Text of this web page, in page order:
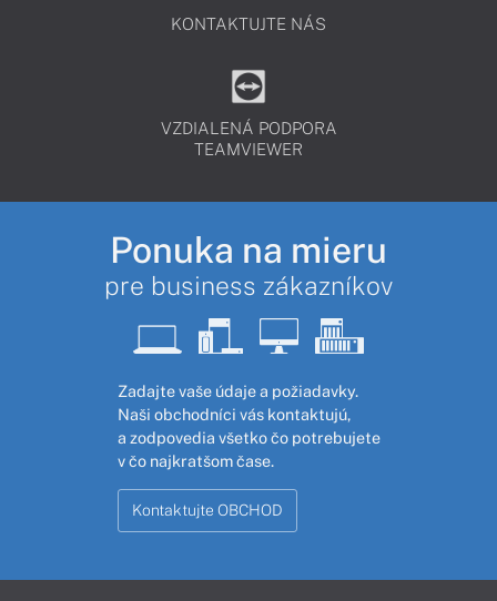
KONTAKTUJTE NÁS
VZDIALENÁ PODPORA
TEAMVIEWER
Ponuka na mieru
pre business zákazníkov
Zadajte vaše údaje a požiadavky.
Naši obchodníci vás kontaktujú,
a zodpovedia všetko čo potrebujete
v čo najkratšom čase.
Kontaktujte OBCHOD